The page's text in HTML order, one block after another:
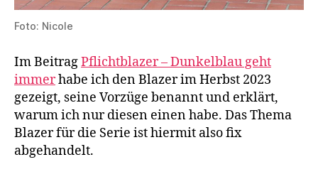
Foto: Nicole
Im BeitragPflichtblazer – Dunkelblau geht
immerhabe ich den Blazer im Herbst 2023
gezeigt, seine Vorzüge benannt und erklärt,
warum ich nur diesen einen habe. Das Thema
Blazer für die Serie ist hiermit also fix
abgehandelt.